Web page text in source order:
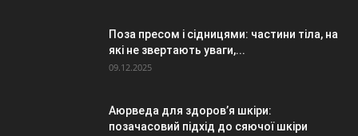
Поза пресом і сідницями: частини тіла, на
які не звертають уваги,...
09.12.2025
Аюрведа для здоров’я шкіри:
позачасовий підхід до сяючої шкіри